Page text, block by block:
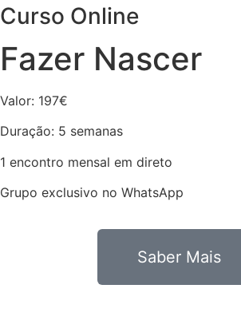
Curso Online
Fazer Nascer
Valor: 197€
Duração: 5 semanas
1 encontro mensal em direto
Grupo exclusivo no WhatsApp
Saber Mais